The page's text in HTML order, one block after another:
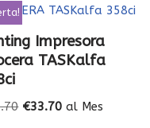
Impresora
TASKalfa
€33.70 al Mes